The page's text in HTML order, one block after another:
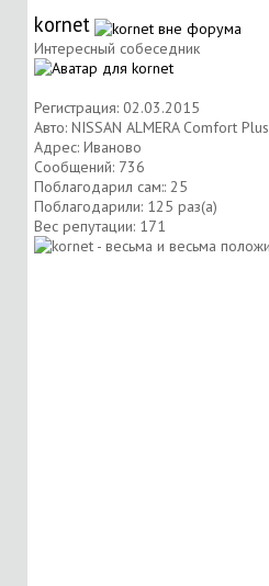
kornet
Интересный собеседник
Регистрация: 02.03.2015
Авто: NISSAN ALMERA Comfort Plus
Адрес: Иваново
Сообщений: 736
Поблагодарил сам:: 25
Поблагодарили: 125 раз(а)
Вес репутации: 171